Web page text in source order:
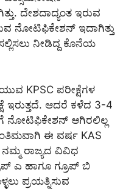
ದೇಶದಾದ್ಯಂತ ಇರುವ
ನೋಟಿಫಿಕೇಶನ್ ಇದಾಗಿತ್ತು
ನೀಡಿದ್ದ ಕೊನೆಯ
KPSC ಪರೀಕ್ಷೆಗಳ
ಇರುತ್ತದೆ. ಆದರೆ ಕಳೆದ 3-4
ನೋಟಿಫಿಕೇಶನ್ ಆಗಿರಲಿಲ್ಲ
ಅಂತಿಮವಾಗಿ ಈ ವರ್ಷ KAS
ರಾಜ್ಯದ ವಿವಿಧ
ಎ ಹಾಗೂ ಗ್ರೂಪ್ ಬಿ
ಪ್ರಯತ್ನಿಸುವ